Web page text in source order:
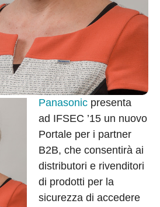
Panasonic presenta
ad IFSEC ’15 un nuovo
Portale per i partner
B2B, che consentirà ai
distributori e rivenditori
di prodotti per la
sicurezza di accedere